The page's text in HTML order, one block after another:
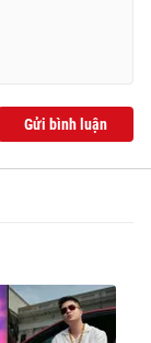
Gửi bình luận